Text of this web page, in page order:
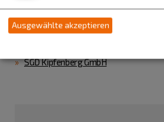
SGD Kipfenberg GmbH
Ausgewählte akzeptieren